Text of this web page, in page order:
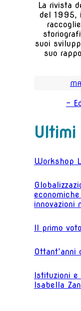
La rivista
del 1995,
suoi
suo
-
Ultimi
Workshop
innovazioni
Il primo
Ottant’anni
Istituzioni e
Isabella